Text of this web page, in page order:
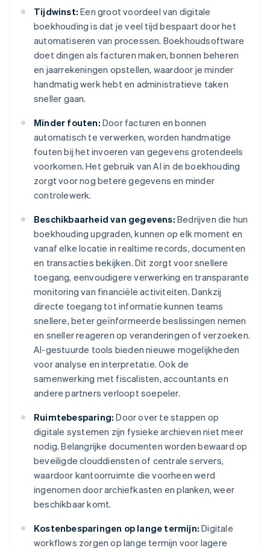
Tijdwinst: Een groot voordeel van digitale
boekhouding is dat je veel tijd bespaart door het
automatiseren van processen. Boekhoudsoftware
doet dingen als facturen maken, bonnen beheren
en jaarrekeningen opstellen, waardoor je minder
handmatig werk hebt en administratieve taken
sneller gaan.
Minder fouten: Door facturen en bonnen
automatisch te verwerken, worden handmatige
fouten bij het invoeren van gegevens grotendeels
voorkomen. Het gebruik van AI in de boekhouding
zorgt voor nog betere gegevens en minder
controlewerk.
Beschikbaarheid van gegevens: Bedrijven die hun
boekhouding upgraden, kunnen op elk moment en
vanaf elke locatie in realtime records, documenten
en transacties bekijken. Dit zorgt voor snellere
toegang, eenvoudigere verwerking en transparante
monitoring van financiële activiteiten. Dankzij
directe toegang tot informatie kunnen teams
snellere, beter geïnformeerde beslissingen nemen
en sneller reageren op veranderingen of verzoeken.
AI-gestuurde tools bieden nieuwe mogelijkheden
voor analyse en interpretatie. Ook de
samenwerking met fiscalisten, accountants en
andere partners verloopt soepeler.
Ruimtebesparing: Door over te stappen op
digitale systemen zijn fysieke archieven niet meer
nodig. Belangrijke documenten worden bewaard op
beveiligde clouddiensten of centrale servers,
waardoor kantoorruimte die voorheen werd
ingenomen door archiefkasten en planken, weer
beschikbaar komt.
Kostenbesparingen op lange termijn: Digitale
workflows zorgen op lange termijn voor lagere